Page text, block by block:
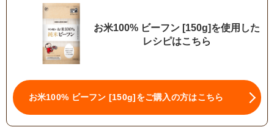
お米100% ビーフン [150g]を使用した
レシピはこちら
お米100% ビーフン [150g]をご購入の方はこちら